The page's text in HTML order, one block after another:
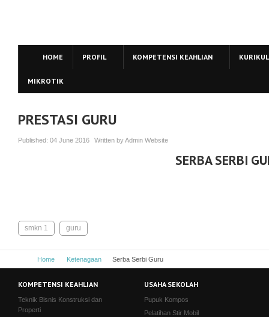
HOME PROFIL KOMPETENSI KEAHLIAN
MIKROTIK
PRESTASI GURU
Published: 04 June 2016 Written byAdmin Website
SERBA SERBI
smkn 1 guru
Home Ketenagaan Serba Serbi Guru
KOMPETENSI KEAHLIAN
Teknik Bisnis Konstruksi dan
Properti
USAHA SEKOLAH
Pupuk Kompos
Pelatihan Stir Mobil